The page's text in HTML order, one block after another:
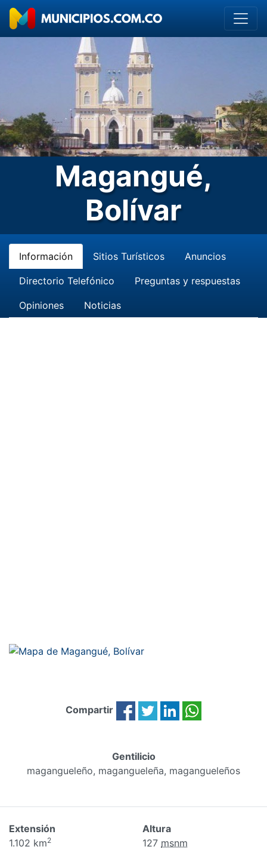
Magangué,
Bolívar
Información Sitios Turísticos Anuncios
Directorio Telefónico Preguntas y respuestas
Opiniones Noticias
Compartir
Gentilicio
magangueleño, magangueleña, magangueleños
Extensión
1.102 km2
Altura
127 msnm